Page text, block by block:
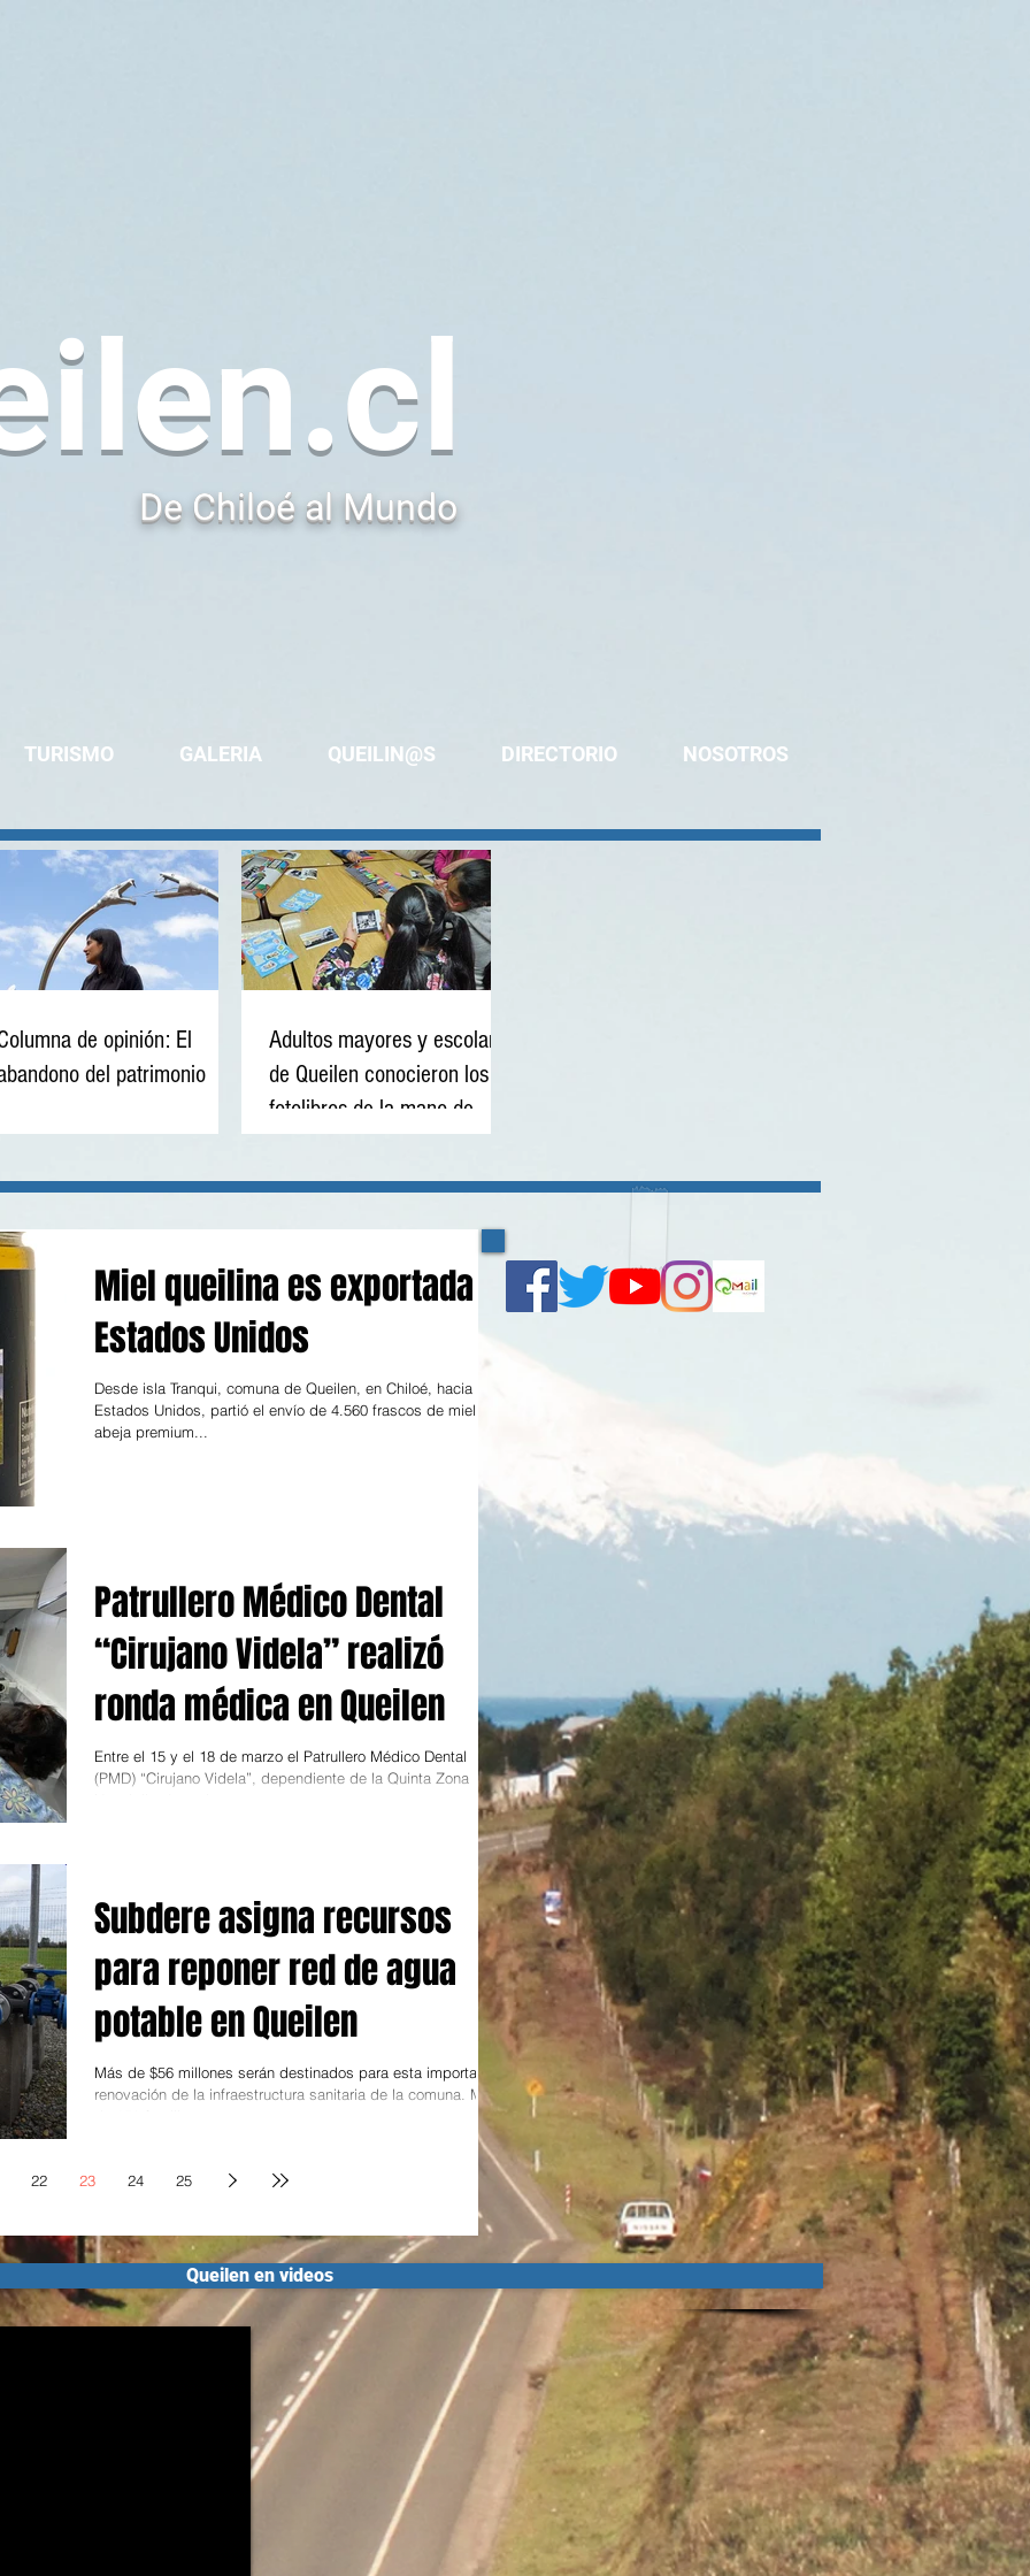
De Chiloé al Mundo
TURISMO GALERIA QUEILIN@S DIRECTORIO NOSOTROS
de opinión: El
del patrimonio
Adultos mayores y escolares
de Queilen conocieron los
fotolibros de la mano de
Tatiana Sardá
Miel queilina es exportada a
Estados Unidos
Desde isla Tranqui, comuna de Queilen, en Chiloé, hacia
Estados Unidos, partió el envío de 4.560 frascos de miel de
abeja premium...
Patrullero Médico Dental
“Cirujano Videla” realizó
ronda médica en Queilen
Entre el 15 y el 18 de marzo el Patrullero Médico Dental
(PMD) “Cirujano Videla”, dependiente de la Quinta Zona
Subdere asigna recursos
para reponer red de agua
potable en Queilen
Más de $56 millones serán destinados para esta importante
renovación de la infraestructura sanitaria de la comuna. Más
22 23 24 25
Queilen en videos